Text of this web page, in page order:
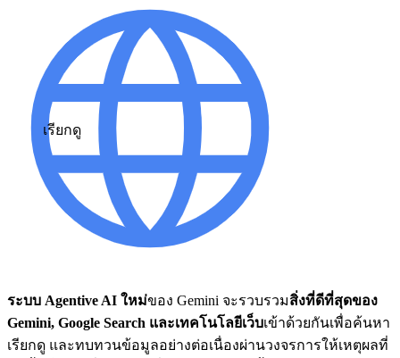
เรียกดู
ระบบ Agentive AI ใหม่ของ Gemini จะรวบรวมสิ่งที่ดีที่สุดของ
Gemini, Google Search และเทคโนโลยีเว็บเข้าด้วยกันเพื่อค้นหา
เรียกดู และทบทวนข้อมูลอย่างต่อเนื่องผ่านวงจรการให้เหตุผลที่